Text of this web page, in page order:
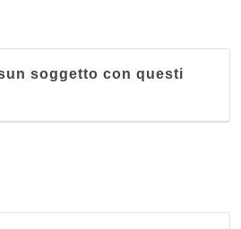
soggetto con questi